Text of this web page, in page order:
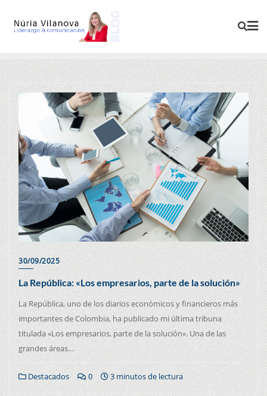
30/09/2025
La República: «Los empresarios, parte de la solución»
La República, uno de los diarios económicos y financieros más
importantes de Colombia, ha publicado mi última tribuna
titulada «Los empresarios, parte de la solución». Una de las
grandes áreas…
Destacados 0 3 minutos de lectura